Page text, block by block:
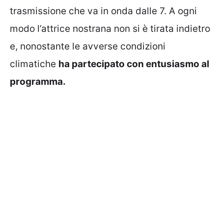
trasmissione che va in onda dalle 7. A ogni
modo l’attrice nostrana non si è tirata indietro
e, nonostante le avverse condizioni
climatiche ha partecipato con entusiasmo al
programma.